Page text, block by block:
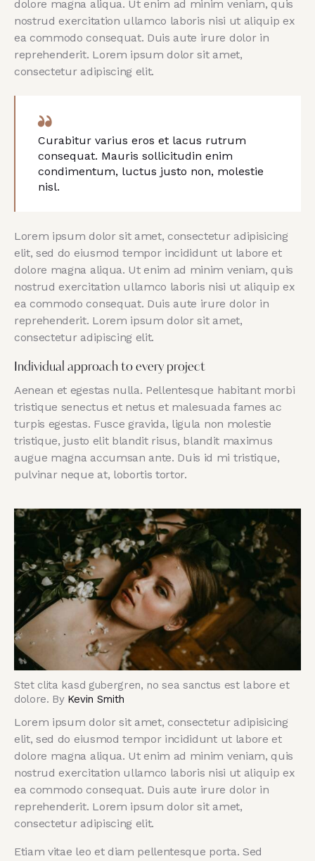
dolore magna aliqua. Ut enim ad minim veniam, quis
nostrud exercitation ullamco laboris nisi ut aliquip ex
ea commodo consequat. Duis aute irure dolor in
reprehenderit. Lorem ipsum dolor sit amet,
consectetur adipiscing elit.
Curabitur varius eros et lacus rutrum
consequat. Mauris sollicitudin enim
condimentum, luctus justo non, molestie
nisl.
Lorem ipsum dolor sit amet, consectetur adipisicing
elit, sed do eiusmod tempor incididunt ut labore et
dolore magna aliqua. Ut enim ad minim veniam, quis
nostrud exercitation ullamco laboris nisi ut aliquip ex
ea commodo consequat. Duis aute irure dolor in
reprehenderit. Lorem ipsum dolor sit amet,
consectetur adipiscing elit.
Individual approach to every project
Aenean et egestas nulla. Pellentesque habitant morbi
tristique senectus et netus et malesuada fames ac
turpis egestas. Fusce gravida, ligula non molestie
tristique, justo elit blandit risus, blandit maximus
augue magna accumsan ante. Duis id mi tristique,
pulvinar neque at, lobortis tortor.
Stet clita kasd gubergren, no sea sanctus est labore et
dolore. By Kevin Smith
Lorem ipsum dolor sit amet, consectetur adipisicing
elit, sed do eiusmod tempor incididunt ut labore et
dolore magna aliqua. Ut enim ad minim veniam, quis
nostrud exercitation ullamco laboris nisi ut aliquip ex
ea commodo consequat. Duis aute irure dolor in
reprehenderit. Lorem ipsum dolor sit amet,
consectetur adipiscing elit.
Etiam vitae leo et diam pellentesque porta. Sed